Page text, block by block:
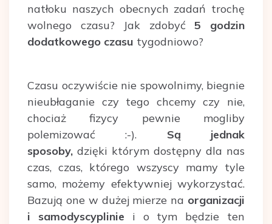
natłoku naszych obecnych zadań trochę
wolnego czasu? Jak zdobyć5 godzin
dodatkowego czasu tygodniowo?
Czasu oczywiście nie spowolnimy, biegnie
nieubłaganie czy tego chcemy czy nie,
chociaż fizycy pewnie mogliby
polemizować :-). Są jednak
sposoby, dzięki którym dostępny dla nas
czas, czas, którego wszyscy mamy tyle
samo, możemy efektywniej wykorzystać.
Bazują one w dużej mierze na organizacji
i samodyscyplinie i o tym będzie ten